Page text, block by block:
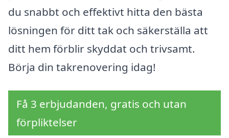
du snabbt och effektivt hitta den bästa
lösningen för ditt tak och säkerställa att
ditt hem förblir skyddat och trivsamt.
Börja din takrenovering idag!
Få 3 erbjudanden, gratis och utan
förpliktelser